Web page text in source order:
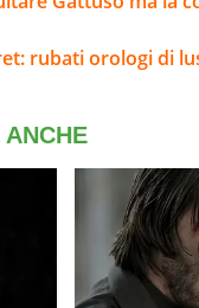
rubati orologi di